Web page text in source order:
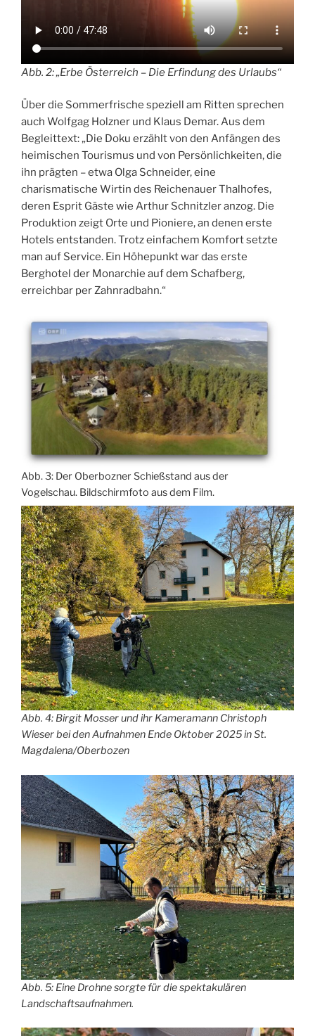
Abb. 2: „Erbe Österreich – Die Erfindung des Urlaubs“
Über die Sommerfrische speziell am Ritten sprechen
auch Wolfgag Holzner und Klaus Demar. Aus dem
Begleittext: „Die Doku erzählt von den Anfängen des
heimischen Tourismus und von Persönlichkeiten, die
ihn prägten – etwa Olga Schneider, eine
charismatische Wirtin des Reichenauer Thalhofes,
deren Esprit Gäste wie Arthur Schnitzler anzog. Die
Produktion zeigt Orte und Pioniere, an denen erste
Hotels entstanden. Trotz einfachem Komfort setzte
man auf Service. Ein Höhepunkt war das erste
Berghotel der Monarchie auf dem Schafberg,
erreichbar per Zahnradbahn.“
Abb. 3: Der Oberbozner Schießstand aus der
Vogelschau. Bildschirmfoto aus dem Film.
Abb. 4: Birgit Mosser und ihr Kameramann Christoph
Wieser bei den Aufnahmen Ende Oktober 2025 in St.
Magdalena/Oberbozen
Abb. 5: Eine Drohne sorgte für die spektakulären
Landschaftsaufnahmen.